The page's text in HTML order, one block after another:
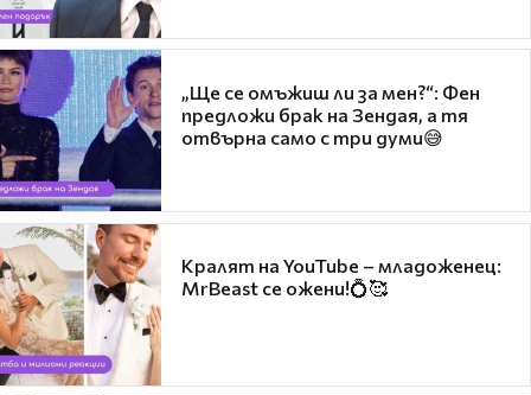
„Ще се омъжиш ли за мен?“: Фен
предложи брак на Зендая, а тя
отвърна само с три думи😅
Кралят на YouTube – младоженец:
MrBeast се ожени!💍🥰